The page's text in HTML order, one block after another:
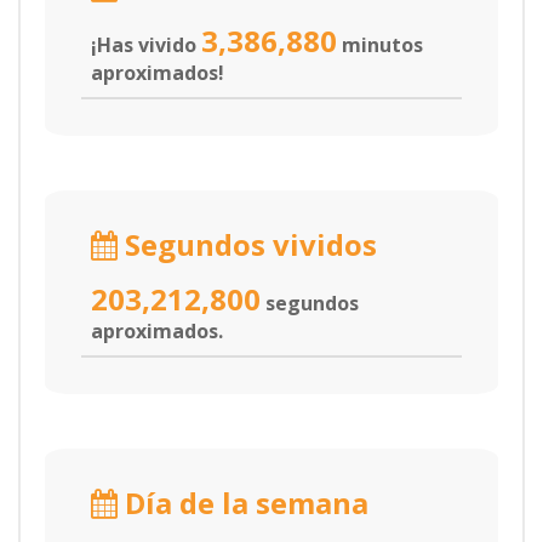
¡Has vivido 3,386,880 minutos
aproximados!
Segundos vividos
203,212,800 segundos
aproximados.
Día de la semana